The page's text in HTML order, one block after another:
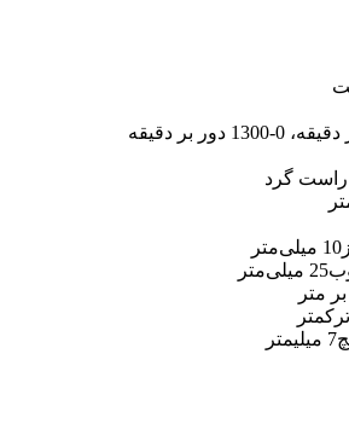
گرد
10 میلی‌متر
25 میلی‌متر
7 میلیمتر